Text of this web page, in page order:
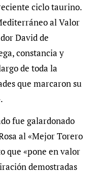
ciclo taurino.
al Valor
David de
constancia y
de toda la
que marcaron su
fue galardonado
al «Mejor Torero
que «pone en valor
demostradas